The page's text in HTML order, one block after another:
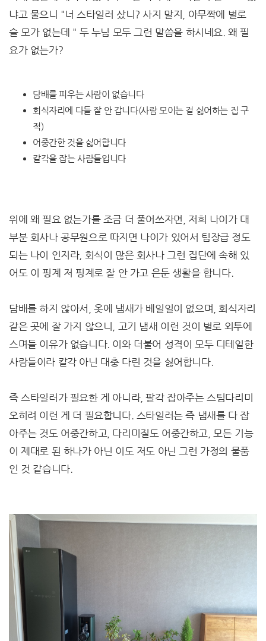
냐고 물으니 "너 스타일러 샀니? 사지 말지, 아무짝에 별로
슬 모가 없는데 " 두 누님 모두 그런 말씀을 하시네요. 왜 필
요가 없는가?
담배를 피우는 사람이 없습니다
회식자리에 다들 잘 안 갑니다(사람 모이는 걸 싫어하는 집 구
적)
어중간한 것을 싫어합니다
칼각을 잡는 사람들입니다
위에 왜 필요 없는가를 조금 더 풀어쓰자면, 저희 나이가 대
부분 회사나 공무원으로 따지면 나이가 있어서 팀장급 정도
되는 나이 인지라, 회식이 많은 회사나 그런 집단에 속해 있
어도 이 핑계 저 핑계로 잘 안 가고 은둔 생활을 합니다.
담배를 하지 않아서, 옷에 냄새가 베일일이 없으며, 회식자리
같은 곳에 잘 가지 않으니, 고기 냄새 이런 것이 별로 외투에
스며들 이유가 없습니다. 이와 더불어 성격이 모두 디테일한
사람들이라 칼각 아닌 대충 다린 것을 싫어합니다.
즉 스타일러가 필요한 게 아니라, 팔각 잡아주는 스팀다리미
오히려 이런 게 더 필요합니다. 스타일러는 즉 냄새를 다 잡
아주는 것도 어중간하고, 다리미질도 어중간하고, 모든 기능
이 제대로 된 하나가 아닌 이도 저도 아닌 그런 가정의 물품
인 것 같습니다.